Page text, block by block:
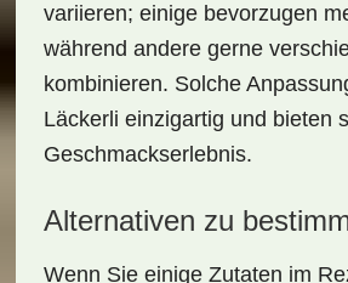
variieren; einige bevorzugen
während andere gerne
kombinieren. Solche
Läckerli einzigartig und bieten
Geschmackserlebnis.
Alternativen zu
Wenn Sie einige Zutaten im